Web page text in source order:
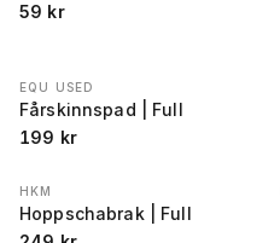
59 kr
EQU USED
Fårskinnspad | Full
199 kr
HKM
Hoppschabrak | Full